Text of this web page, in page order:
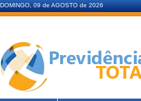
DOMINGO, 09 de AGOSTO de 2026